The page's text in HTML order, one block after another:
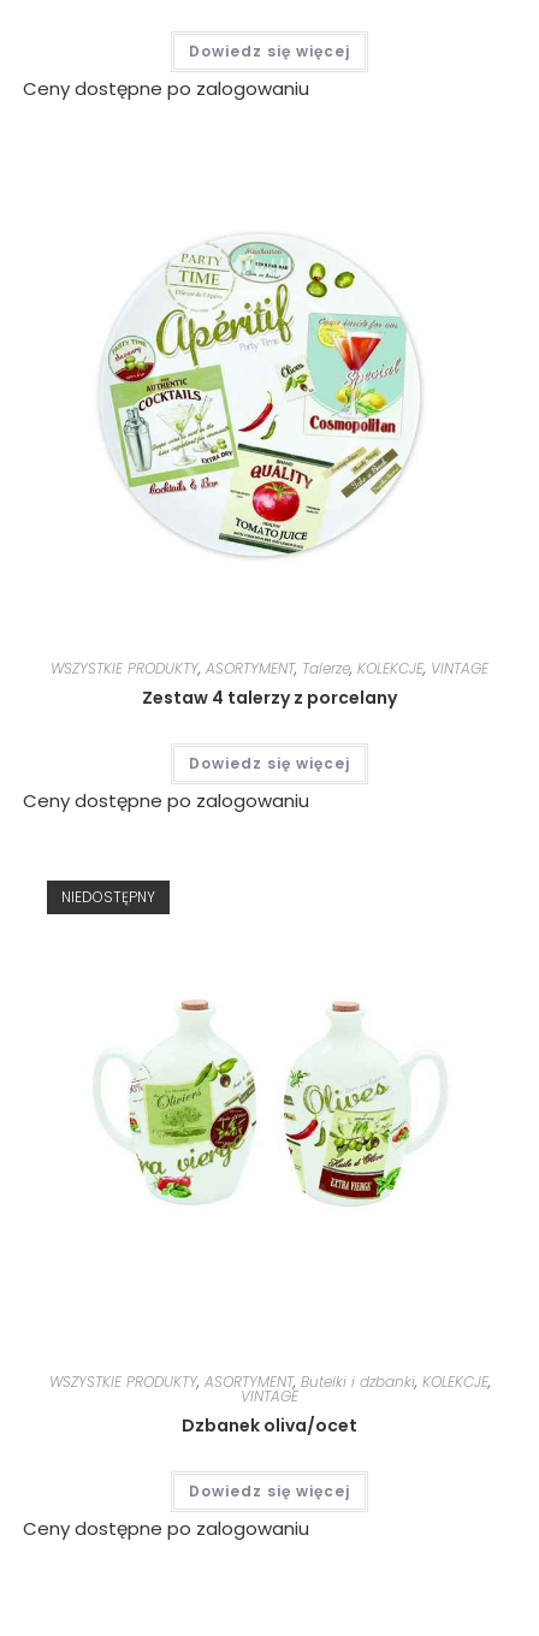
Dowiedz się więcej
Ceny dostępne po zalogowaniu
WSZYSTKIE PRODUKTY, ASORTYMENT, Talerze, KOLEKCJE, VINTAGE
Zestaw 4 talerzy z porcelany
Dowiedz się więcej
Ceny dostępne po zalogowaniu
NIEDOSTĘPNY
WSZYSTKIE PRODUKTY, ASORTYMENT, Butelki i dzbanki, KOLEKCJE,
VINTAGE
Dzbanek oliva/ocet
Dowiedz się więcej
Ceny dostępne po zalogowaniu